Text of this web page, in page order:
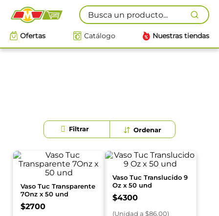
Busca un producto...
Ofertas Catálogo Nuestras tiendas
Vaso Tuc Transparente
7Onz x 50 und
$2700
Vaso Tuc Translucido 9
Oz x 50 und
$4300
(Unidad a $86.00)